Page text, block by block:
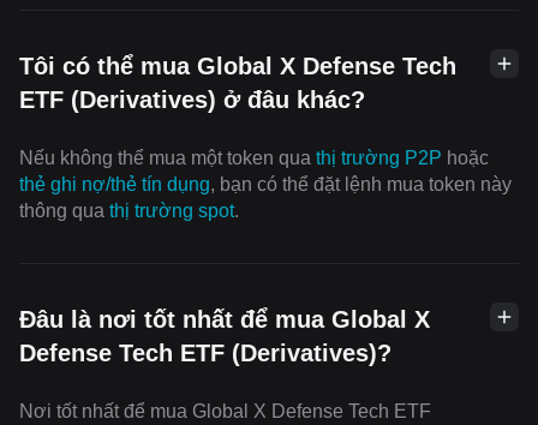
Tôi có thể mua Global X Defense Tech
ETF (Derivatives) ở đâu khác?
Nếu không thể mua một token qua thị trường P2P hoặc
thẻ ghi nợ/thẻ tín dụng, bạn có thể đặt lệnh mua token này
thông qua thị trường spot.
Đâu là nơi tốt nhất để mua Global X
Defense Tech ETF (Derivatives)?
Nơi tốt nhất để mua Global X Defense Tech ETF